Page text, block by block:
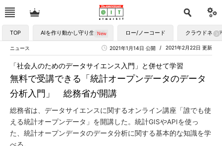
TOP AIを作り動かし守り生かす ロー/ノーコード クラウドネイ
ニュース 2021年2月22日 更新
2021年1月14日 公開
無料で受講できる「統計オープンデータのデータ
分析入門」 総務省が開講
「社会人のためのデータサイエンス入門」と併せて学習
総務省は、データサイエンスに関するオンライン講座「誰でも使
える統計オープンデータ」を開講した。統計GISやAPIを使っ
た、統計オープンデータのデータ分析に関する基本的な知識を学